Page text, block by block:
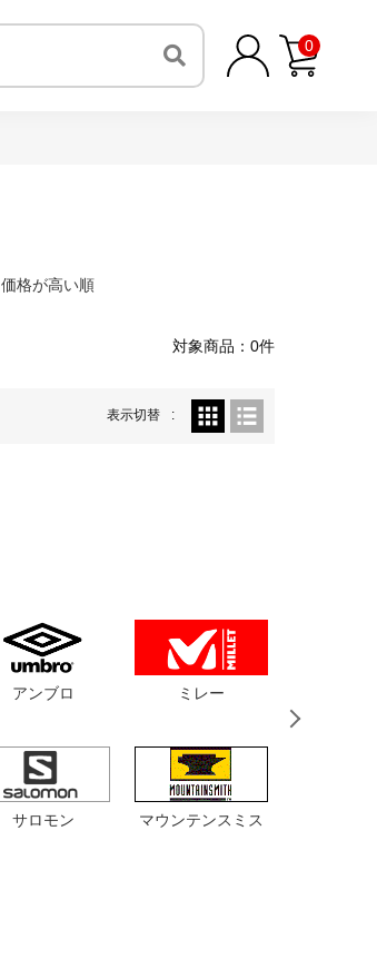
0
価格が高い順
対象商品：0件
表示切替
アンブロ
サロモン
ミレー
マウンテンスミス